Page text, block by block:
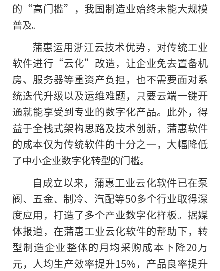
的“高门槛”，我国制造业始终未能大规模
普及。
蒲惠运用浙江云技术优势，对传统工业
软件进行“云化”改造，让企业免去置备机
房、服务器等重资产负担，也不需要面对系
统迭代升级以及运维难题，只要云端一键开
通就能享受到专业的数字化产品。此外，得
益于全栈式架构思路及技术创新，蒲惠软件
的成本仅为传统软件的十分之一，大幅降低
了中小企业数字化转型的门槛。
自成立以来，蒲惠工业云化软件已在泵
阀、五金、制冷、汽配等50多个行业取得深
度应用，打造了多个产业数字化样板。据媒
体报道，在蒲惠工业云化软件的帮助下，转
型制造企业整体的月均采购成本下降20万
元，人均生产效率提升15%，产品良率提升